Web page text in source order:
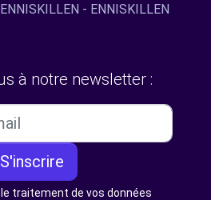
- ENNISKILLEN
à notre newsletter :
S'inscrire
traitement de vos données